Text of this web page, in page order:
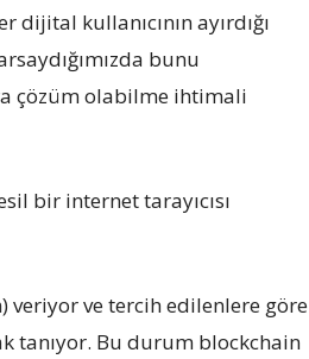
kullanıcının ayırdığı
bunu
çözüm olabilme ihtimali
bir internet tarayıcısı
veriyor ve tercih edilenlere göre
tanıyor. Bu durum blockchain